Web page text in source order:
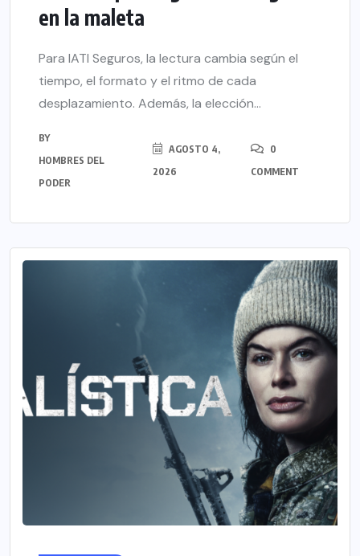
en la maleta
Para IATI Seguros, la lectura cambia según el
tiempo, el formato y el ritmo de cada
desplazamiento. Además, la elección...
BY
HOMBRES DEL
PODER
AGOSTO 4,
2026
0
COMMENT